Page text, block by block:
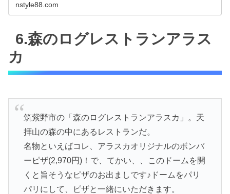
nstyle88.com
6.森のログレストランアラス
カ
筑紫野市の「森のログレストランアラスカ」。天
拝山の森の中にあるレストランだ。
名物といえばコレ、アラスカオリジナルのボンバ
ーピザ(2,970円)！で、てかい、、このドームを開
くと旨そうなピザのお出ましです♪ドームをパリ
パリにして、ピザと一緒にいただきます。